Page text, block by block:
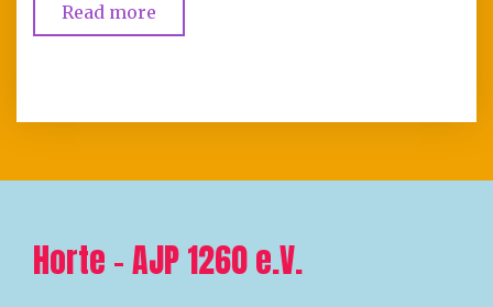
Read more
Horte – AJP 1260 e.V.